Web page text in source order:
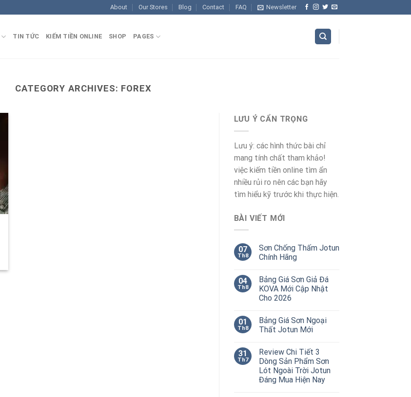
About Our Stores Blog Contact FAQ Newsletter
TIN TỨC KIẾM TIỀN ONLINE SHOP PAGES
CATEGORY ARCHIVES: FOREX
LƯU Ý CẨN TRỌNG
Lưu ý: các hình thức bài chỉ
mang tính chất tham khảo!
việc kiếm tiền online tìm ẩn
nhiều rủi ro nên các bạn hãy
tìm hiểu kỹ trước khi thực hiện.
BÀI VIẾT MỚI
07
Th8
Sơn Chống Thấm Jotun
Chính Hãng
04
Th8
Bảng Giá Sơn Giả Đá
KOVA Mới Cập Nhật
Cho 2026
01
Th8
Bảng Giá Sơn Ngoại
Thất Jotun Mới
31
Th7
Review Chi Tiết 3
Dòng Sản Phẩm Sơn
Lót Ngoài Trời Jotun
Đáng Mua Hiện Nay